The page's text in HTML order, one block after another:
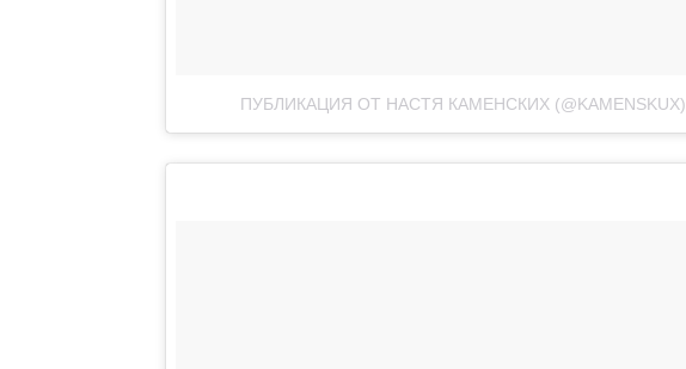
ПУБЛИКАЦИЯ ОТ НАСТЯ КАМЕНСКИХ (@KAMENSKUX)